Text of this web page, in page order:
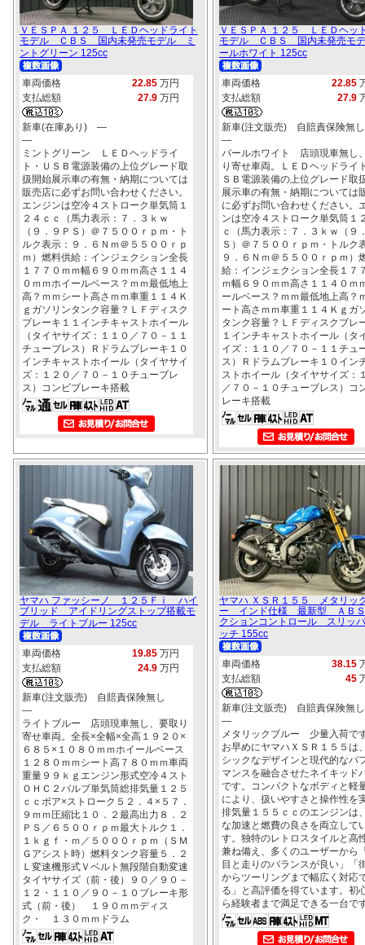
ＶＥＳＰＡ １２５ ＬＥＤヘッドライト
モデル ＣＢＳ 国内未発売モデル ミ
ントグリーン 125cc
車両価格 22.85 万円
支払総額
27.9 万円
新車(在庫あり) ―
―
ミントグリーン ＬＥＤヘッドライ
ト・ＵＳＢ電源装備の上位グレード取
扱開始展示車の有無・納期については
販売店に必ずお問い合わせください。
エンジンは空冷４ストローク単気筒１
２４ｃｃ（馬力表示：７．３ｋｗ
（９．９ＰＳ）＠７５００ｒｐｍ・ト
ルク表示：９．６Ｎｍ＠５５００ｒｐ
ｍ）燃料供給：インジェクション全長
１７７０ｍｍ幅６９０ｍｍ高さ１１４
０ｍｍホイールベース？ｍｍ最低地上
高？ｍｍシート高さｍｍ車重１１４Ｋ
ｇガソリンタンク容量？ＬＦディスク
ブレーキ１１インチキャストホイール
（タイヤサイズ：１１０／７０－１１
チューブレス）Ｒドラムブレーキ１０
インチキャストホイール（タイヤサイ
ズ：１２０／７０－１０チューブレ
ス）コンビブレーキ搭載
ＶＥＳＰＡ １２５ ＬＥＤヘッ
モデル ＣＢＳ 国内未発売モ
ールホワイト 125cc
車両価格 22.85
支払総額
27.9
新車(注文販売) 自賠責保険無し
―
パールホワイト 店頭現車無し
り寄せ車両。ＬＥＤヘッドライ
ＳＢ電源装備の上位グレード取
展示車の有無・納期については
に必ずお問い合わせください。
ンは空冷４ストローク単気筒１
ｃ（馬力表示：７．３ｋｗ（９
Ｓ）＠７５００ｒｐｍ・トルク
９．６Ｎｍ＠５５００ｒｐｍ）
給：インジェクション全長１７
ｍ幅６９０ｍｍ高さ１１４０ｍ
ールベース？ｍｍ最低地上高？
ート高さｍｍ車重１１４Ｋｇガ
タンク容量？ＬＦディスクブレ
１インチキャストホイール（タ
イズ：１１０／７０－１１チュ
ス）Ｒドラムブレーキ１０イン
ストホイール（タイヤサイズ：
／７０－１０チューブレス）コ
レーキ搭載
ヤマハ ファッシーノ １２５Ｆｉ ハイ
ブリッド アイドリングストップ搭載モ
デル ライトブルー 125cc
車両価格 19.85 万円
支払総額
24.9 万円
新車(注文販売) 自賠責保険無し
―
ライトブルー 店頭現車無し、要取り
寄せ車両。全長×全幅×全高１９２０×
６８５×１０８０ｍｍホイールベース
１２８０ｍｍシート高７８０ｍｍ車両
重量９９ｋｇエンジン形式空冷４スト
ＯＨＣ２バルブ単気筒総排気量１２５
ｃｃボア×ストローク５２．４×５７．
９ｍｍ圧縮比１０．２最高出力８．２
ＰＳ／６５００ｒｐｍ最大トルク１．
１ｋｇｆ・ｍ／５０００ｒｐｍ（ＳＭ
Ｇアシスト時）燃料タンク容量５．２
Ｌ変速機形式Ｖベルト無段階自動変速
タイヤサイズ（前・後）９０／９０－
１２・１１０／９０－１０ブレーキ形
式（前・後） １９０ｍｍディス
ク・ １３０ｍｍドラム
ヤマハ ＸＳＲ１５５ メタリッ
ー インド仕様 最新型 ＡＢ
クションコントロール スリッ
ッチ 155cc
車両価格 38.15
支払総額
45
新車(注文販売) 自賠責保険無し
―
メタリックブルー 少量入荷で
お早めにヤマハＸＳＲ１５５は
シックなデザインと現代的なパ
マンスを融合させたネイキッド
です。コンパクトなボディと軽
により、扱いやすさと操作性を
排気量１５５ｃｃのエンジンは
な加速と燃費の良さを両立して
す。独特のレトロスタイルと高
兼ね備え、多くのユーザーから
目と走りのバランスが良い」「
からツーリングまで幅広く対応
る」と高評価を得ています。初
ら経験者まで満足できる一台で